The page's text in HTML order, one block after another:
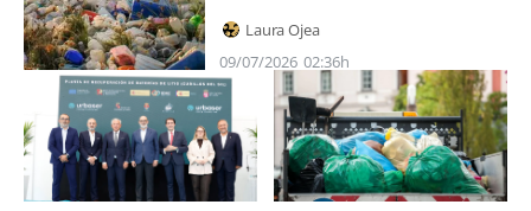
Laura Ojea
09/07/2026 02:36h